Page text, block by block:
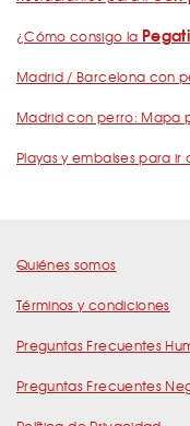
¿Cómo consigo la
Madrid / Barcelona con
Madrid con perro: Mapa
Playas y embalses para
Quiénes somos
Términos y condiciones
Preguntas Frecuentes
Preguntas Frecuentes